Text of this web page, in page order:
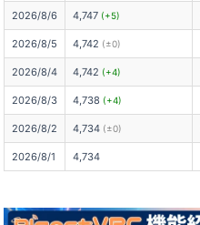
2026/8/6 4,747 (+5)
2026/8/5 4,742 (±0)
2026/8/4 4,742 (+4)
2026/8/3 4,738 (+4)
2026/8/2 4,734 (±0)
2026/8/1 4,734